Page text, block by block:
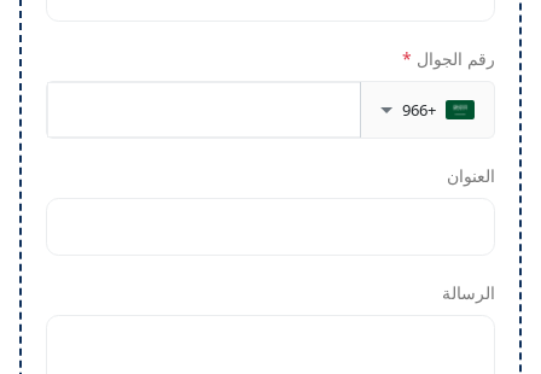
رقم الجوال *
+966
العنوان
الرسالة